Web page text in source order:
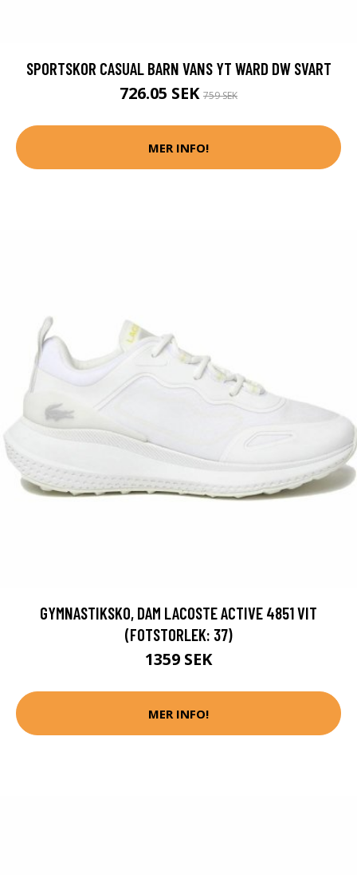
SPORTSKOR CASUAL BARN VANS YT WARD DW SVART
726.05 SEK 759 SEK
MER INFO!
GYMNASTIKSKO, DAM LACOSTE ACTIVE 4851 VIT
(FOTSTORLEK: 37)
1359 SEK
MER INFO!